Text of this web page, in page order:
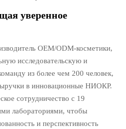
уверенное
OEM/ODM-косметики,
исследовательскую и
из более чем 200 человек,
в инновационные НИОКР.
сотрудничество с 19
лабораториями, чтобы
и перспективность